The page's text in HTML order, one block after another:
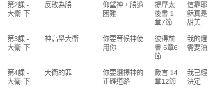
第2課 -
大衛·下
反敗為勝
仰望神，勝過
困難
提摩太
後書 1
章7節
信靠耶
稣真是
甜美
第3課 -
大衛·下
神高舉大衛
你要等候神使
用你
彼得前
書 5章6
節
我的燈
需要油
第4課 -
大衛·下
大衛的罪
你要選擇神的
正確道路
箴言 14
章12節
我已經
決定